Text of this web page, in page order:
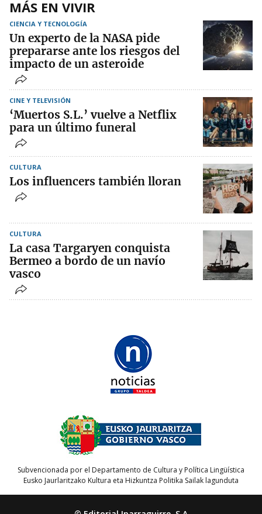
MÁS EN VIVIR
CIENCIA Y TECNOLOGÍA
Un experto de la NASA pide
prepararse ante los riesgos del
impacto de un asteroide
CINE Y TELEVISIÓN
‘Muertos S.L.’ vuelve a Netflix
para un último funeral
CULTURA
Los influencers también lloran
CULTURA
La casa Targaryen conquista
Bermeo a bordo de un navío
vasco
Subvencionada por el Departamento de Cultura y Política Lingüística
Eusko Jaurlaritzako Kultura eta Hizkuntza Politika Sailak lagunduta